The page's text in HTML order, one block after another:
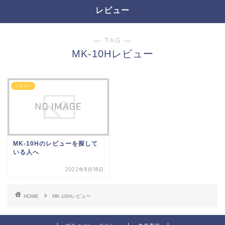
レビュー
― TAG ―
MK-10Hレビュー
レビュー
MK-10Hのレビューを探して
いる人へ
2022年8月18日
HOME MK-10Hレビュー